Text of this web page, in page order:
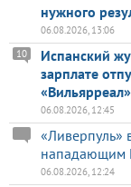
нужного
06.08.2026, 13:06
Испанский
зарплате
10
06.08.2026, 12:45
«Ливерпуль»
06.08.2026, 12:24